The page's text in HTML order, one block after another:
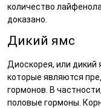
количество
доказано.
Дикий ямс
Диоскорея, или
которые являются
гормонов. В
половые гормоны.